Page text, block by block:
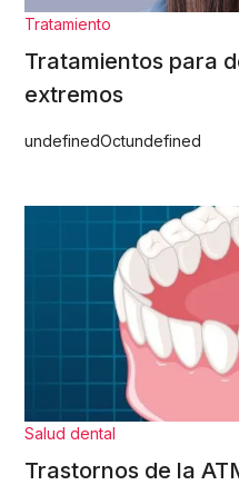
Tratamiento
Tratamientos para
extremos
undefinedOctundefined
Salud dental
Trastornos de la